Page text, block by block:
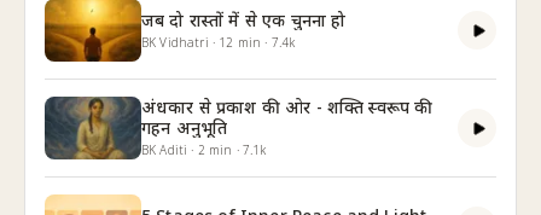
जब दो रास्तों में से एक चुनना हो
BK Vidhatri · 12 min · 7.4k
अंधकार से प्रकाश की ओर - शक्ति स्वरूप की
गहन अनुभूति
BK Aditi · 2 min · 7.1k